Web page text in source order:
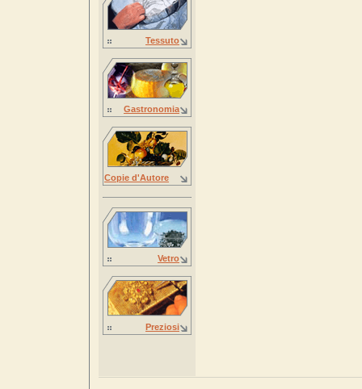
Tessuto
Gastronomia
Copie d'Autore
Vetro
Preziosi